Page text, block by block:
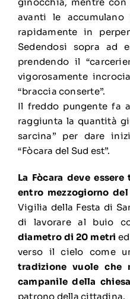
avanti le
rapidamente in
Sedendosi sopra ad
prendendo il
vigorosamente
“braccia conserte”.
Il freddo pungente fa
raggiunta la quantità
sarcina” per dare
“Fòcara del Sud est”.
La Fòcara deve
entro mezzogiorno del
Vigilia della Festa di
di lavorare al buio
diametro di 20 metri
verso il cielo come
tradizione vuole che
campanile della
patrono della cittadina.